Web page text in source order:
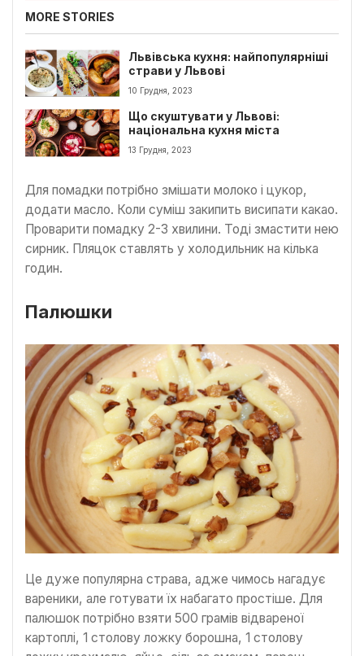
MORE STORIES
Львівська кухня: найпопулярніші
страви у Львові
10 Грудня, 2023
Що скуштувати у Львові:
національна кухня міста
13 Грудня, 2023
Для помадки потрібно змішати молоко і цукор,
додати масло. Коли суміш закипить висипати какао.
Проварити помадку 2-3 хвилини. Тоді змастити нею
сирник. Пляцок ставлять у холодильник на кілька
годин.
Палюшки
Це дуже популярна страва, адже чимось нагадує
вареники, але готувати їх набагато простіше. Для
палюшок потрібно взяти 500 грамів відвареної
картоплі, 1 столову ложку борошна, 1 столову